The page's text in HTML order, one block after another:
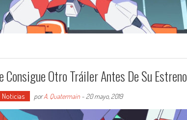
Consigue Otro Tráiler Antes De Su Estreno
Noticias porA. Quatermain - 20 mayo, 2019